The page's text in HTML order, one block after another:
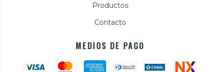
Productos
Contacto
MEDIOS DE PAGO